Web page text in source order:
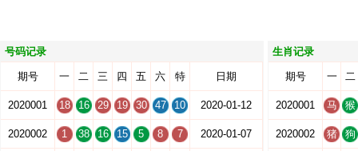
号码记录
期号 一 二 三 四 五 六 特 日期
2020001 18 16 29 19 30 47 10 2020-01-12
2020002 1 38 16 15 5 8 7 2020-01-07
生肖记录
期号 一 二
2020001 马 猴
2020002 猪 狗